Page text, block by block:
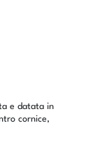
e datata in
cornice,